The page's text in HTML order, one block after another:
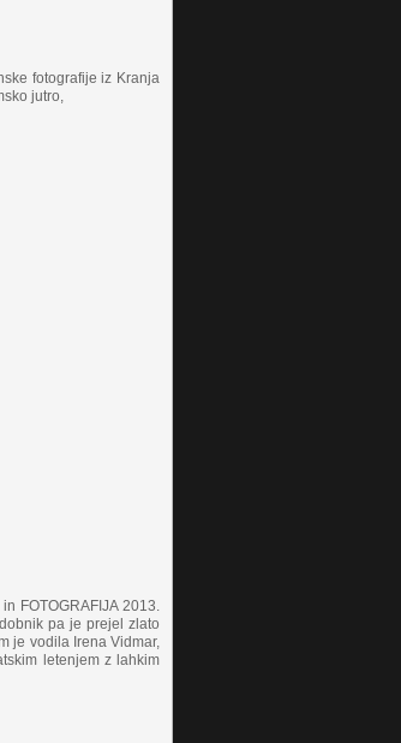
fotografije iz Kranja
jutro,
FOTOGRAFIJA 2013.
pa je prejel zlato
je vodila Irena Vidmar,
letenjem z lahkim